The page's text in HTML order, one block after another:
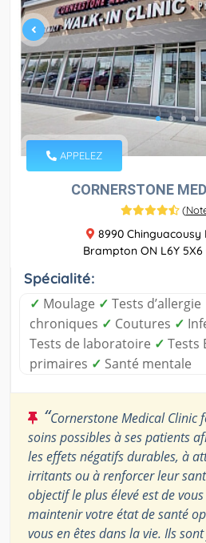
APPELEZ
CORNERSTONE
(
8990 Chinguacousy
Brampton ON L6Y 5X6
Spécialité:
✓ Moulage ✓ Tests d’allergie
chroniques ✓ Coutures ✓
Tests de laboratoire ✓ Tests
primaires ✓ Santé mentale
“Cornerstone Medical Clinic
soins possibles à ses patients
les effets négatifs durables, à
irritants ou à renforcer leur
objectif le plus élevé est de
maintenir votre état de santé
vous en êtes dans la vie. Ils